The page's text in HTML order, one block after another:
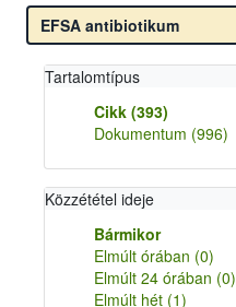
Tartalomtípus
Cikk (393)
Dokumentum (996)
Közzététel ideje
Bármikor
Elmúlt órában (0)
Elmúlt 24 órában (0)
Elmúlt hét (1)